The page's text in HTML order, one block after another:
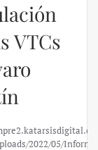
VTCs
2022/05/